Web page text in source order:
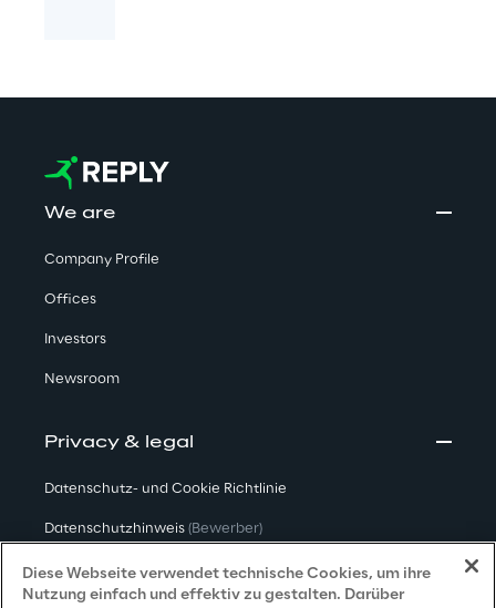
We are
Company Profile
Offices
Investors
Newsroom
Privacy & legal
Datenschutz- und Cookie Richtlinie
Datenschutzhinweis (Bewerber)
Datenschutzhinweis(Kunden)
Diese Webseite verwendet technische Cookies, um ihre
Nutzung einfach und effektiv zu gestalten. Darüber